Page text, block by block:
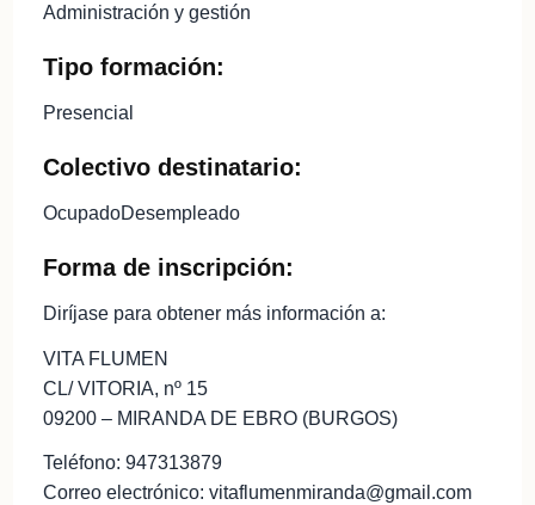
Administración y gestión
Tipo formación:
Presencial
Colectivo destinatario:
OcupadoDesempleado
Forma de inscripción:
Diríjase para obtener más información a:
VITA FLUMEN
CL/ VITORIA, nº 15
09200 – MIRANDA DE EBRO (BURGOS)
Teléfono: 947313879
Correo electrónico: vitaflumenmiranda@gmail.com